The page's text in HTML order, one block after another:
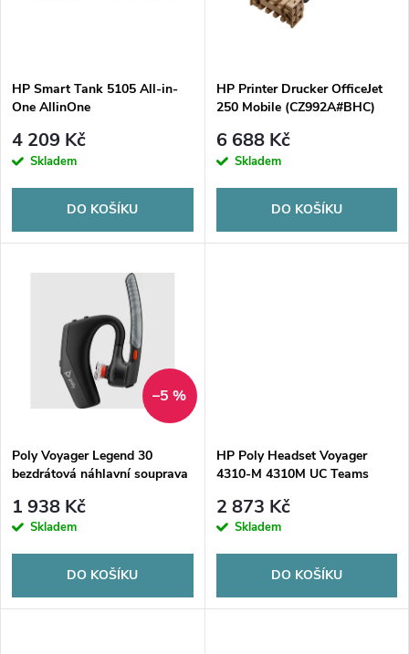
n
p
r
o
d
s
p
r
ů
HP Smart Tank 5105 All-in-
One AllinOne
(1F3Y3A#BHC)
4 209 Kč
Skladem
DO KOŠÍKU
HP Printer Drucker OfficeJet
250 Mobile (CZ992A#BHC)
6 688 Kč
Skladem
DO KOŠÍKU
–5 %
Poly Voyager Legend 30
bezdrátová náhlavní souprava
1 938 Kč
Skladem
DO KOŠÍKU
HP Poly Headset Voyager
4310-M 4310M UC Teams
2 873 Kč
Skladem
DO KOŠÍKU